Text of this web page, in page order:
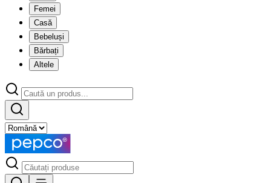
Femei
Casă
Bebeluși
Bărbați
Altele